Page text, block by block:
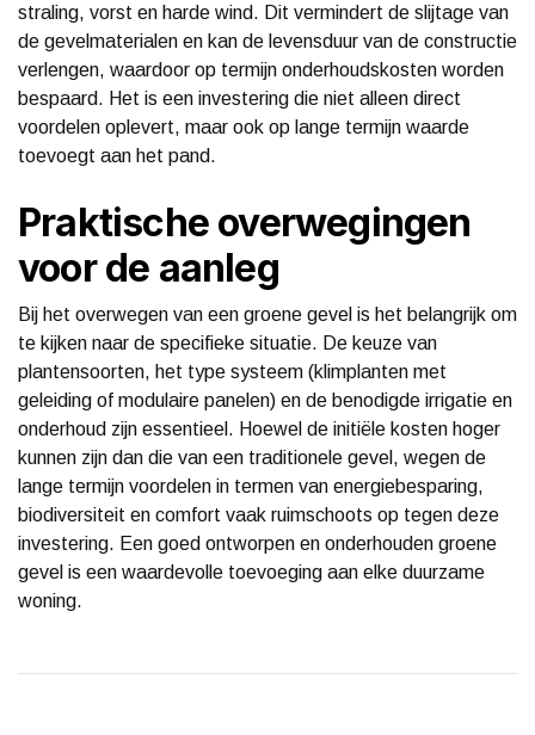
straling, vorst en harde wind. Dit vermindert de slijtage van
de gevelmaterialen en kan de levensduur van de constructie
verlengen, waardoor op termijn onderhoudskosten worden
bespaard. Het is een investering die niet alleen direct
voordelen oplevert, maar ook op lange termijn waarde
toevoegt aan het pand.
Praktische overwegingen
voor de aanleg
Bij het overwegen van een groene gevel is het belangrijk om
te kijken naar de specifieke situatie. De keuze van
plantensoorten, het type systeem (klimplanten met
geleiding of modulaire panelen) en de benodigde irrigatie en
onderhoud zijn essentieel. Hoewel de initiële kosten hoger
kunnen zijn dan die van een traditionele gevel, wegen de
lange termijn voordelen in termen van energiebesparing,
biodiversiteit en comfort vaak ruimschoots op tegen deze
investering. Een goed ontworpen en onderhouden groene
gevel is een waardevolle toevoeging aan elke duurzame
woning.